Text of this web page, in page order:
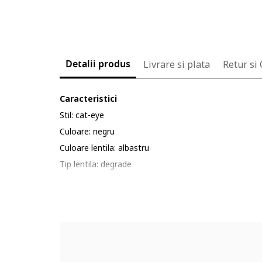
Detalii produs Livrare si plata Retur si
Caracteristici
Stil: cat-eye
Culoare: negru
Culoare lentila: albastru
Tip lentila: degrade